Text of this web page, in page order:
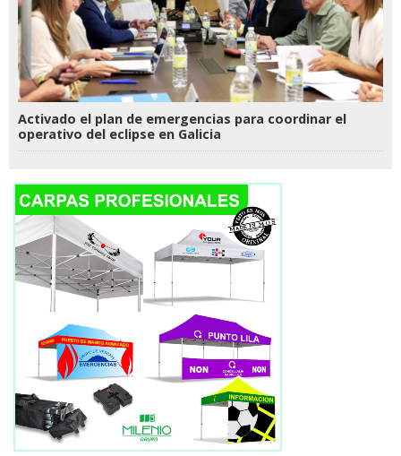
Activado el plan de emergencias para coordinar el
operativo del eclipse en Galicia